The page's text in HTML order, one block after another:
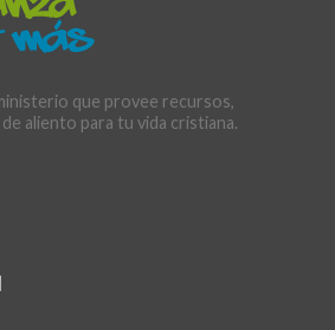
que provee recursos,
aliento para tu vida cristiana.